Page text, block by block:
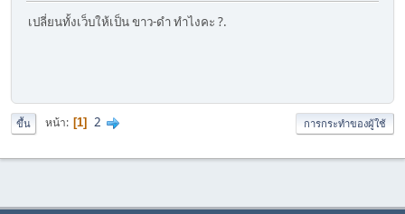
เปลี่ยนทั้งเว็บให้เป็น ขาว-ดำ ทำไงคะ ?.
ขึ้น หน้า 1 2 การกระทำของผู้ใช้